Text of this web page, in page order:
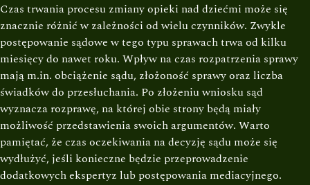
Czas trwania procesu zmiany opieki nad dziećmi może się
znacznie różnić w zależności od wielu czynników. Zwykle
postępowanie sądowe w tego typu sprawach trwa od kilku
miesięcy do nawet roku. Wpływ na czas rozpatrzenia sprawy
mają m.in. obciążenie sądu, złożoność sprawy oraz liczba
świadków do przesłuchania. Po złożeniu wniosku sąd
wyznacza rozprawę, na której obie strony będą miały
możliwość przedstawienia swoich argumentów. Warto
pamiętać, że czas oczekiwania na decyzję sądu może się
wydłużyć, jeśli konieczne będzie przeprowadzenie
dodatkowych ekspertyz lub postępowania mediacyjnego.